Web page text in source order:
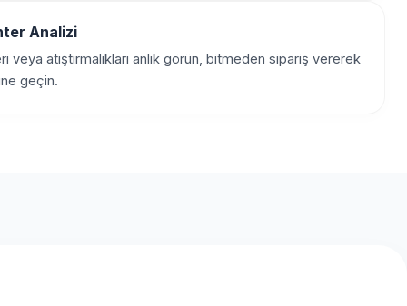
Analizi
veya atıştırmalıkları anlık görün, bitmeden sipariş vererek
geçin.